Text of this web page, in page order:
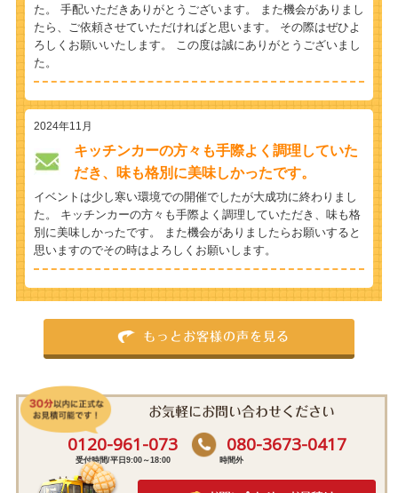
た。 手配いただきありがとうございます。 また機会がありまし
たら、ご依頼させていただければと思います。 その際はぜひよ
ろしくお願いいたします。 この度は誠にありがとうございまし
た。
2024年11月
キッチンカーの方々も手際よく調理していた
だき、味も格別に美味しかったです。
イベントは少し寒い環境での開催でしたが大成功に終わりまし
た。 キッチンカーの方々も手際よく調理していただき、味も格
別に美味しかったです。 また機会がありましたらお願いすると
思いますのでその時はよろしくお願いします。
もっとお客様の声を見る
お気軽にお問い合わせください
080-3673-0417
時間外
0120-961-073
受付時間/平日9:00～18:00